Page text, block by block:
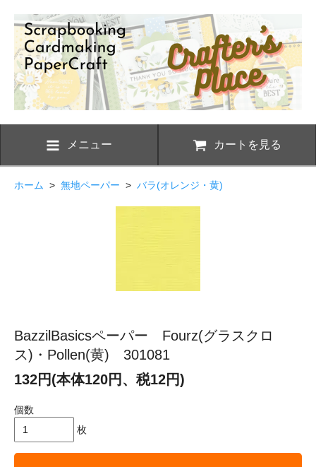
メニュー カートを見る
ホーム > 無地ペーパー > バラ(オレンジ・黄)
BazzilBasicsペーパー Fourz(グラスクロ
ス)・Pollen(黄) 301081
132円(本体120円、税12円)
個数
枚